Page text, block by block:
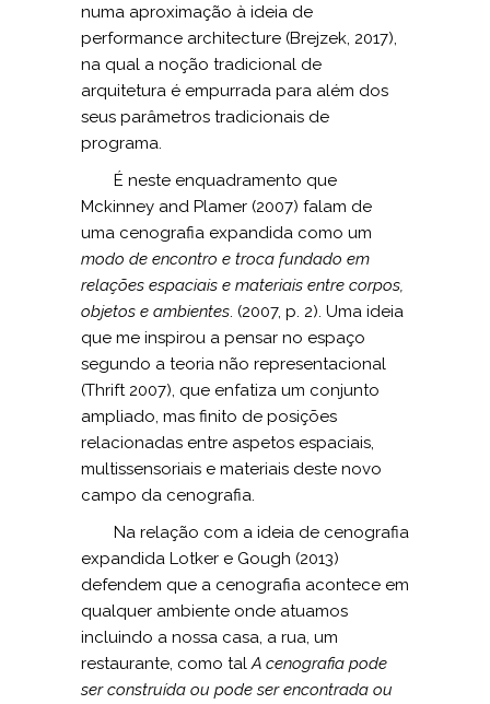
numa aproximação à ideia de
performance architecture (Brejzek, 2017),
na qual a noção tradicional de
arquitetura é empurrada para além dos
seus parâmetros tradicionais de
programa.
É neste enquadramento que
Mckinney and Plamer (2007) falam de
uma cenografia expandida como um
modo de encontro e troca fundado em
relações espaciais e materiais entre corpos,
objetos e ambientes . (2007, p. 2). Uma ideia
que me inspirou a pensar no espaço
segundo a teoria não representacional
(Thrift 2007), que enfatiza um conjunto
ampliado, mas finito de posições
relacionadas entre aspetos espaciais,
multissensoriais e materiais deste novo
campo da cenografia.
Na relação com a ideia de cenografia
expandida Lotker e Gough (2013)
defendem que a cenografia acontece em
qualquer ambiente onde atuamos
incluindo a nossa casa, a rua, um
restaurante, como tal A cenografia pode
ser construída ou pode ser encontrada ou